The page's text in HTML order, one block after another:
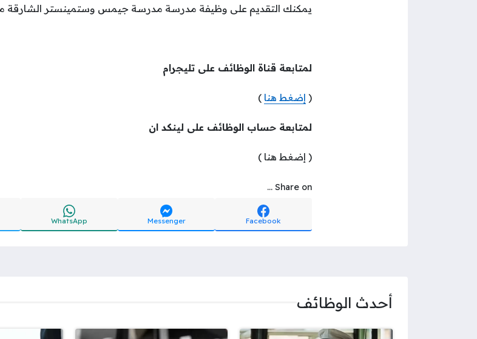
يمكنك التقديم على وظيفة مدرسة مدرسة جيمس وستمينستر الشارقة
لمتابعة قناة الوظائف على تليجرام
( إضغط هنا )
لمتابعة حساب الوظائف على لينكد ان
( إضغط هنا )
Share on ...
Facebook
Messenger
WhatsApp
أحدث الوظائف